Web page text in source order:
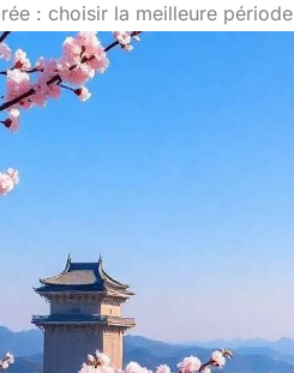
: choisir la meilleure période